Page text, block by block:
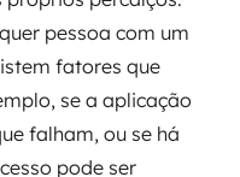
pessoa com um
fatores que
se a aplicação
falham, ou se há
pode ser